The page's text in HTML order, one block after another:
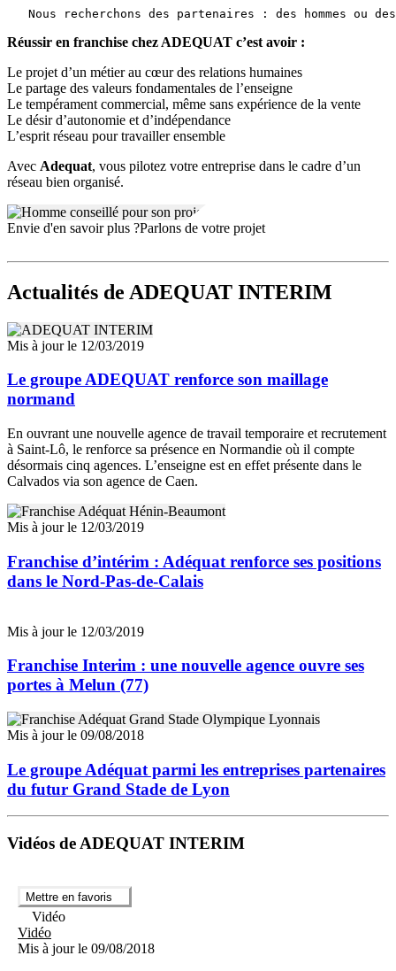
Les entreprises comme les intérimaires apprécient des collaborateurs
soucieux de leur faire bénéficier de tous les avantages d’une
structure importante tout en gardant les privilèges d’une proximité
Devenez votre propre patron et bénéficiez du soutien d’un
Groupe structuré en plein développement
Gage de notre engagement à vos côtés, nous vous apportons nos
meilleurs atouts :
Un fichier de clients grands comptes unique sur le marché
Un savoir faire performant qui a fait ses preuves depuis 20 ans
Des services experts pour accompagner les agences
La pérennité d’un groupe solide
  Agence Dijon
En 2012, ADEQUAT cible son développement dans toutes les
régions de France
Réussir en franchise chez ADEQUAT c’est avoir :
Le projet d’un métier au cœur des relations humaines
Le partage des valeurs fondamentales de l’enseigne
Le tempérament commercial, même sans expérience de la vente
Le désir d’autonomie et d’indépendance
L’esprit réseau pour travailler ensemble
Avec Adequat, vous pilotez votre entreprise dans le cadre d’un
réseau bien organisé.
Envie d'en savoir plus ?Parlons de votre projet
Actualités de ADEQUAT INTERIM
Mis à jour le 12/03/2019
Le groupe ADEQUAT renforce son maillage
normand
En ouvrant une nouvelle agence de travail temporaire et recrutement
à Saint-Lô, le renforce sa présence en Normandie où il compte
désormais cinq agences. L’enseigne est en effet présente dans le
Calvados via son agence de Caen.
Mis à jour le 12/03/2019
Franchise d’intérim : Adéquat renforce ses positions
dans le Nord-Pas-de-Calais
Mis à jour le 12/03/2019
Franchise Interim : une nouvelle agence ouvre ses
portes à Melun (77)
Mis à jour le 09/08/2018
Le groupe Adéquat parmi les entreprises partenaires
du futur Grand Stade de Lyon
Vidéos de ADEQUAT INTERIM
Mettre en favoris
Vidéo
Vidéo
Mis à jour le 09/08/2018